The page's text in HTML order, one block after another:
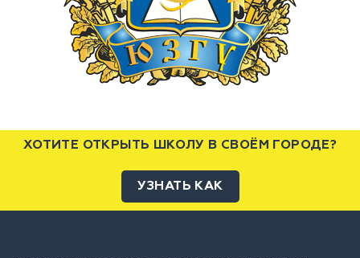
ХОТИТЕ ОТКРЫТЬ ШКОЛУ В СВОЁМ ГОРОДЕ?
УЗНАТЬ КАК